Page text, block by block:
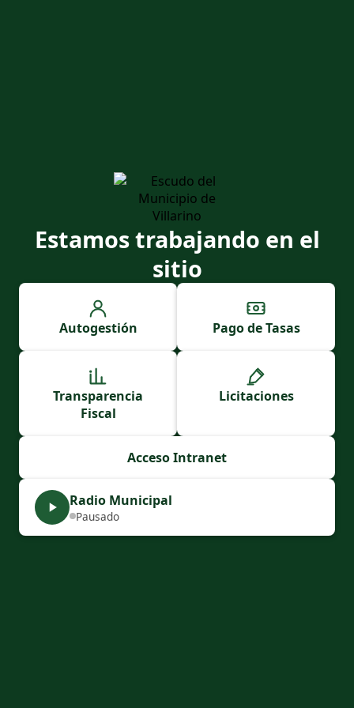
Estamos trabajando en el
sitio
Autogestión Pago de Tasas
Transparencia
Fiscal
Licitaciones
Acceso Intranet
Radio Municipal
Pausado